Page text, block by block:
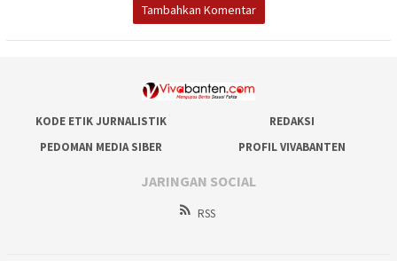
Tambahkan Komentar
KODE ETIK JURNALISTIK
REDAKSI
PEDOMAN MEDIA SIBER
PROFIL VIVABANTEN
JARINGAN SOCIAL
RSS